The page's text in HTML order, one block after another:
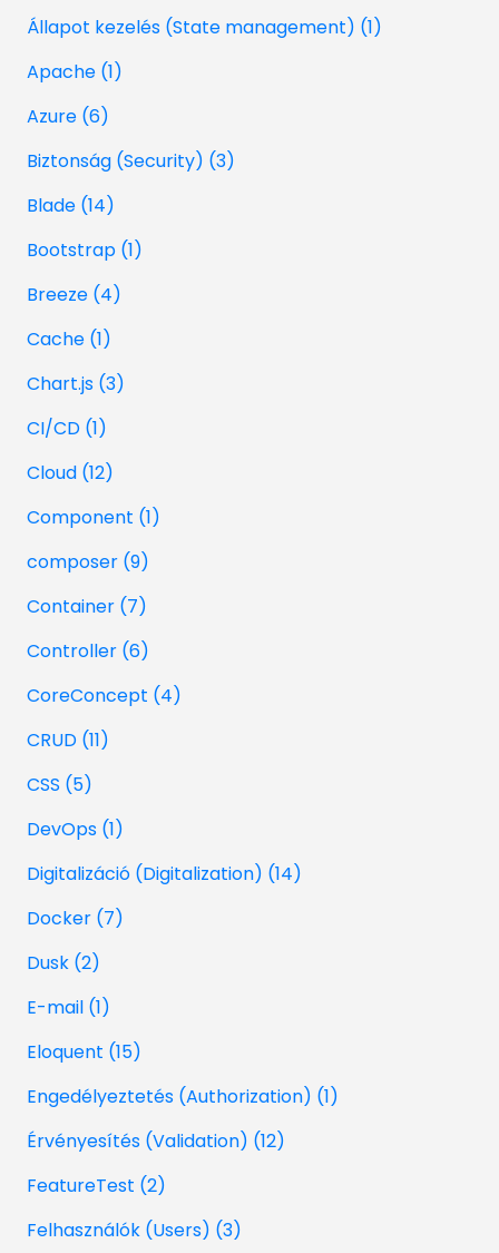
Állapot kezelés (State management) (1)
Apache (1)
Azure (6)
Biztonság (Security) (3)
Blade (14)
Bootstrap (1)
Breeze (4)
Cache (1)
Chart.js (3)
CI/CD (1)
Cloud (12)
Component (1)
composer (9)
Container (7)
Controller (6)
CoreConcept (4)
CRUD (11)
CSS (5)
DevOps (1)
Digitalizáció (Digitalization) (14)
Docker (7)
Dusk (2)
E-mail (1)
Eloquent (15)
Engedélyeztetés (Authorization) (1)
Érvényesítés (Validation) (12)
FeatureTest (2)
Felhasználók (Users) (3)